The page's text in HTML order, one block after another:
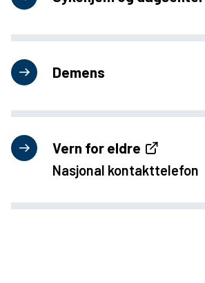
e
Demens
Vern for eldre
Nasjonal kontakttelefon